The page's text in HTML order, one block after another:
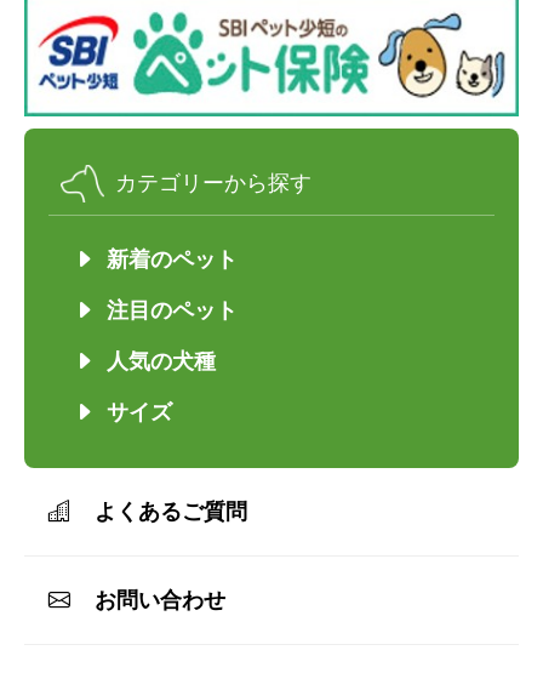
カテゴリーから探す
新着のペット
注目のペット
人気の犬種
サイズ
よくあるご質問
お問い合わせ